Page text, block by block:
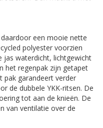
een mooie nette
polyester voorzien
jas waterdicht, lichtgewicht
het regenpak zijn getapet
pak garandeert verder
de dubbele YKK-ritsen. De
tot aan de knieën. De
van ventilatie over de